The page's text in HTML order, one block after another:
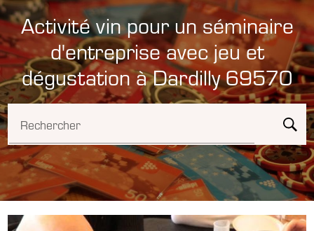
Activité vin pour un séminaire
d'entreprise avec jeu et
dégustation à Dardilly 69570
Rechercher